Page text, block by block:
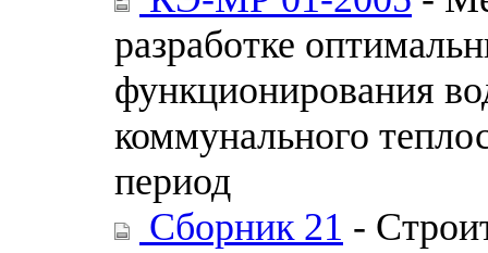
разработке
функционирования
коммунального
период
Сборник 21 -